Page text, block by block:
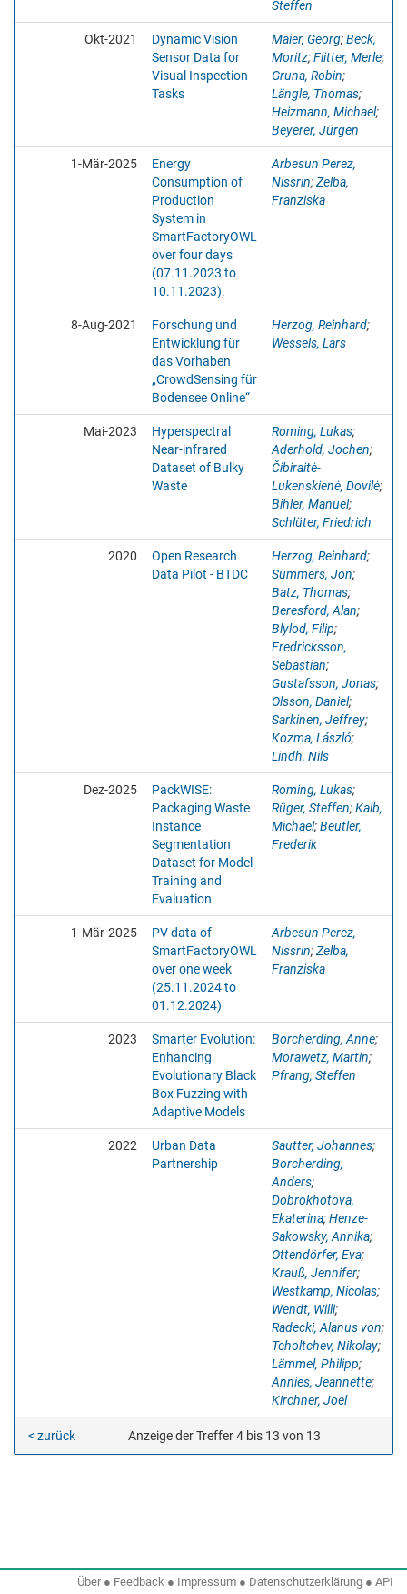
Steffen
Okt-2021
Dynamic Vision
Sensor Data for
Visual Inspection
Tasks
Maier, Georg;Beck,
Moritz;Flitter, Merle;
Gruna, Robin;
Längle, Thomas;
Heizmann, Michael;
Beyerer, Jürgen
1-Mär-2025
Energy
Consumption of
Production
System in
SmartFactoryOWL
over four days
(07.11.2023 to
10.11.2023).
Arbesun Perez,
Nissrin;Zelba,
Franziska
8-Aug-2021
Forschung und
Entwicklung für
das Vorhaben
„CrowdSensing für
Bodensee Online“
Herzog, Reinhard;
Wessels, Lars
Mai-2023
Hyperspectral
Near-infrared
Dataset of Bulky
Waste
Roming, Lukas;
Aderhold, Jochen;
Čibiraitė-
Lukenskienė, Dovilė;
Bihler, Manuel;
Schlüter, Friedrich
2020
Open Research
Data Pilot - BTDC
Herzog, Reinhard;
Summers, Jon;
Batz, Thomas;
Beresford, Alan;
Blylod, Filip;
Fredricksson,
Sebastian;
Gustafsson, Jonas;
Olsson, Daniel;
Sarkinen, Jeffrey;
Kozma, László;
Lindh, Nils
Dez-2025
PackWISE:
Packaging Waste
Instance
Segmentation
Dataset for Model
Training and
Evaluation
Roming, Lukas;
Rüger, Steffen;Kalb,
Michael;Beutler,
Frederik
1-Mär-2025
PV data of
SmartFactoryOWL
over one week
(25.11.2024 to
01.12.2024)
Arbesun Perez,
Nissrin;Zelba,
Franziska
2023
Smarter Evolution:
Enhancing
Evolutionary Black
Box Fuzzing with
Adaptive Models
Borcherding, Anne;
Morawetz, Martin;
Pfrang, Steffen
2022
Urban Data
Partnership
Sautter, Johannes;
Borcherding,
Anders;
Dobrokhotova,
Ekaterina;Henze-
Sakowsky, Annika;
Ottendörfer, Eva;
Krauß, Jennifer;
Westkamp, Nicolas;
Wendt, Willi;
Radecki, Alanus von;
Tcholtchev, Nikolay;
Lämmel, Philipp;
Annies, Jeannette;
Kirchner, Joel
Anzeige der Treffer 4 bis 13 von 13
< zurück
Über● Feedback ● Impressum ● Datenschutzerklärung ● API